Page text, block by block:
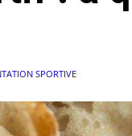
SPORTIVE